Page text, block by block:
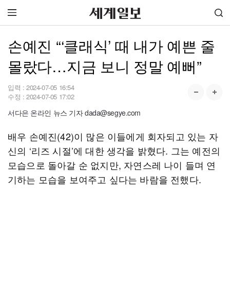
손예진 “‘클래식’ 때 내가 예쁜 줄
몰랐다…지금 보니 정말 예뻐”
입력 : 2024-07-05 16:54
수정 : 2024-07-05 17:02
서다은 온라인 뉴스 기자 dada@segye.com
배우 손예진(42)이 많은 이들에게 회자되고 있는 자
신의 ‘리즈 시절’에 대한 생각을 밝혔다. 그는 예전의
모습으로 돌아갈 순 없지만, 자연스레 나이 들며 연
기하는 모습을 보여주고 싶다는 바람을 전했다.